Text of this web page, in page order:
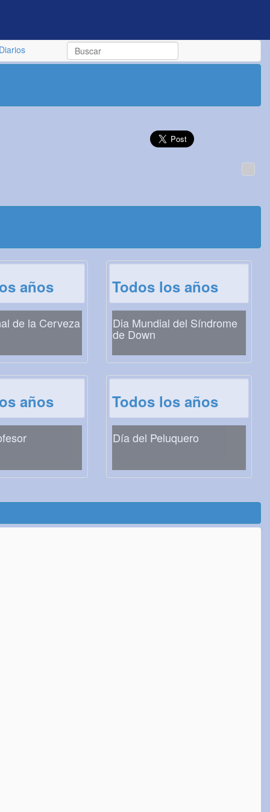
Diarios
años
de la Cerveza
Todos los años
Dia Mundial del Síndrome
de Down
años Todos los años
Día del Peluquero